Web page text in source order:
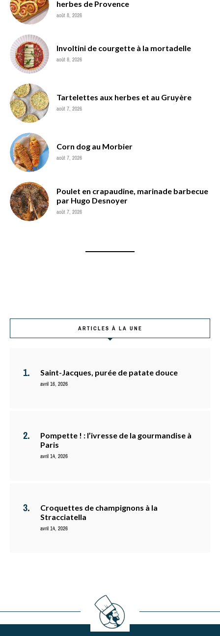
herbes de Provence
août 8, 2026
Involtini de courgette à la mortadelle
août 8, 2026
Tartelettes aux herbes et au Gruyère
août 7, 2026
Corn dog au Morbier
août 7, 2026
Poulet en crapaudine, marinade barbecue
par Hugo Desnoyer
août 7, 2026
ARTICLES À LA UNE
Saint-Jacques, purée de patate douce
avril 16, 2026
Pompette ! : l’ivresse de la gourmandise à
Paris
avril 14, 2026
Croquettes de champignons à la
Stracciatella
avril 14, 2026